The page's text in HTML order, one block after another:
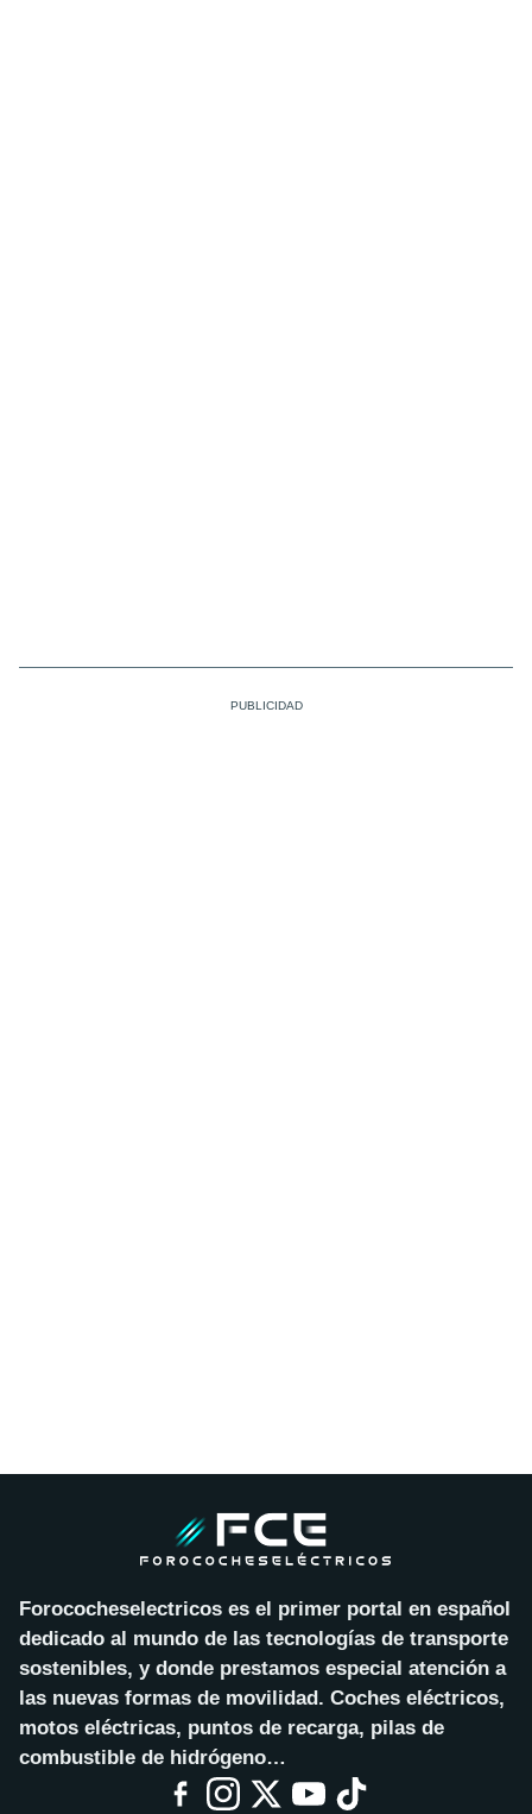
Forococheselectricos es el primer portal en español
dedicado al mundo de las tecnologías de transporte
sostenibles, y donde prestamos especial atención a
las nuevas formas de movilidad. Coches eléctricos,
motos eléctricas, puntos de recarga, pilas de
combustible de hidrógeno…